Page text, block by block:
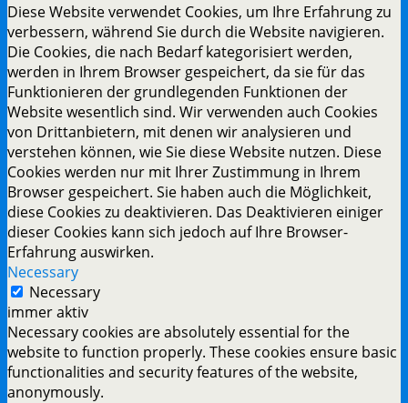
Diese Website verwendet Cookies, um Ihre Erfahrung zu
verbessern, während Sie durch die Website navigieren.
Die Cookies, die nach Bedarf kategorisiert werden,
werden in Ihrem Browser gespeichert, da sie für das
Funktionieren der grundlegenden Funktionen der
Website wesentlich sind. Wir verwenden auch Cookies
von Drittanbietern, mit denen wir analysieren und
verstehen können, wie Sie diese Website nutzen. Diese
Cookies werden nur mit Ihrer Zustimmung in Ihrem
Browser gespeichert. Sie haben auch die Möglichkeit,
diese Cookies zu deaktivieren. Das Deaktivieren einiger
dieser Cookies kann sich jedoch auf Ihre Browser-
Erfahrung auswirken.
Necessary
Necessary
immer aktiv
Necessary cookies are absolutely essential for the
website to function properly. These cookies ensure basic
functionalities and security features of the website,
anonymously.